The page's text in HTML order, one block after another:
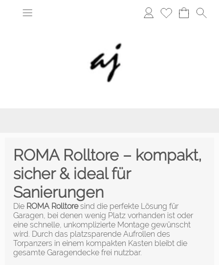
ROMA Rolltore – kompakt,
sicher & ideal für
Sanierungen
Die ROMA Rolltoresind die perfekte Lösung für
Garagen, bei denen wenig Platz vorhanden ist oder
eine schnelle, unkomplizierte Montage gewünscht
wird. Durch das platzsparende Aufrollen des
Torpanzers in einem kompakten Kasten bleibt die
gesamte Garagendecke frei nutzbar.